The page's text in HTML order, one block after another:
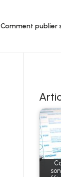
Comment publier